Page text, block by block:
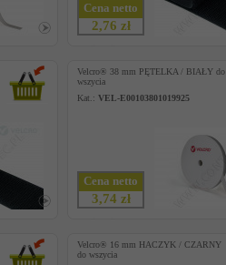
Cena netto
2,76 zł
Velcro® 38 mm PĘTELKA / BIAŁY do
wszycia
Kat.: VEL-E00103801019925
Cena netto
3,74 zł
Velcro® 16 mm HACZYK / CZARNY
do wszycia